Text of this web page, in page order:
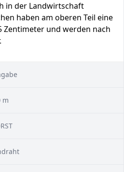
in der Landwirtschaft
haben am oberen Teil eine
Zentimeter und werden nach
m